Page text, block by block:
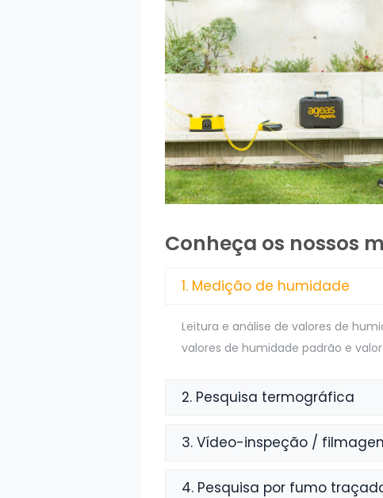
Conheça os nossos
1. Medição de humidade
Leitura e análise de valores de
valores de humidade padrão e
2. Pesquisa termográfica
3. Vídeo-inspeção /
4. Pesquisa por fumo